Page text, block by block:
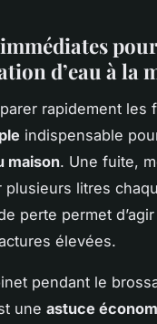
d’eau à la
rapidement les
indispensable
maison. Une fuite,
plusieurs litres
perte permet
élevées.
pendant le
une astuce